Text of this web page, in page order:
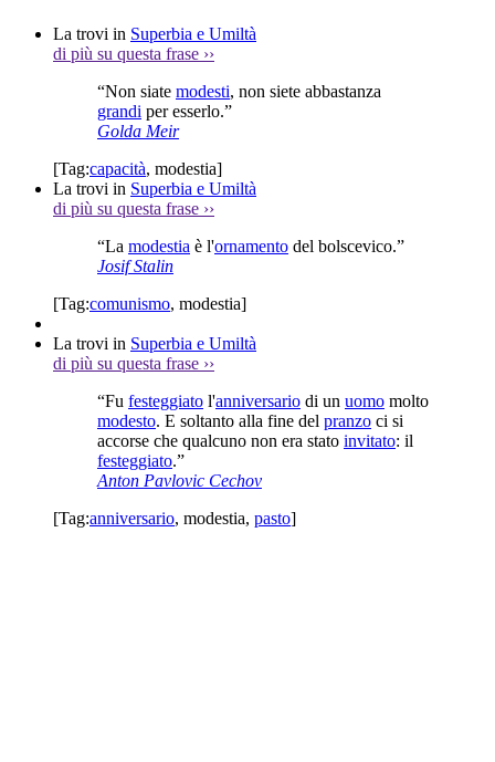
La trovi in Superbia e Umiltà
di più su questa frase ››
“Non siate modesti, non siete abbastanza
grandi per esserlo.”
Golda Meir
[Tag:capacità, modestia]
La trovi in Superbia e Umiltà
di più su questa frase ››
“La modestia è l'ornamento del bolscevico.”
Josif Stalin
[Tag:comunismo, modestia]
La trovi in Superbia e Umiltà
di più su questa frase ››
“Fu festeggiato l'anniversario di un uomo molto
modesto. E soltanto alla fine del pranzo ci si
accorse che qualcuno non era stato invitato: il
festeggiato.”
Anton Pavlovic Cechov
[Tag:anniversario, modestia, pasto]